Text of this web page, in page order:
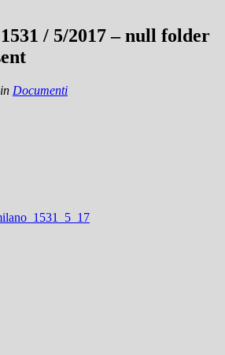
/ 5/2017 – null folder
in Documenti